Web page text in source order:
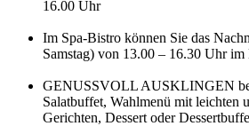
16.00 Uhr
Im Spa-Bistro können Sie das
Samstag) von 13.00 – 16.30 Uhr
GENUSSVOLL AUSKLINGEN
Salatbuffet, Wahlmenü mit leichten
Gerichten, Dessert oder